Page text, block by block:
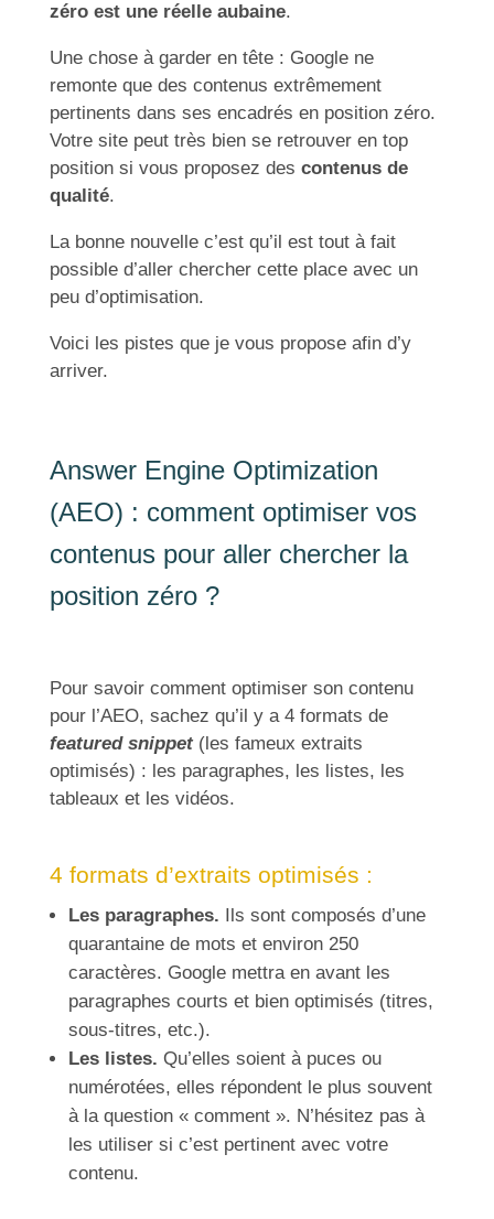
zéro est une réelle aubaine.
Une chose à garder en tête : Google ne
remonte que des contenus extrêmement
pertinents dans ses encadrés en position zéro.
Votre site peut très bien se retrouver en top
position si vous proposez des contenus de
qualité.
La bonne nouvelle c’est qu’il est tout à fait
possible d’aller chercher cette place avec un
peu d’optimisation.
Voici les pistes que je vous propose afin d’y
arriver.
Answer Engine Optimization
(AEO) : comment optimiser vos
contenus pour aller chercher la
position zéro ?
Pour savoir comment optimiser son contenu
pour l’AEO, sachez qu’il y a 4 formats de
featured snippet(les fameux extraits
optimisés) : les paragraphes, les listes, les
tableaux et les vidéos.
4 formats d’extraits optimisés :
Les paragraphes. Ils sont composés d’une
quarantaine de mots et environ 250
caractères. Google mettra en avant les
paragraphes courts et bien optimisés (titres,
sous-titres, etc.).
Les listes. Qu’elles soient à puces ou
numérotées, elles répondent le plus souvent
à la question « comment ». N’hésitez pas à
les utiliser si c’est pertinent avec votre
contenu.